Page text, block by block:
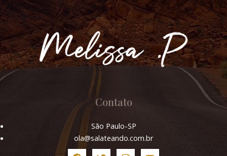
Contato
São Paulo-SP
ola@salateando.com.br